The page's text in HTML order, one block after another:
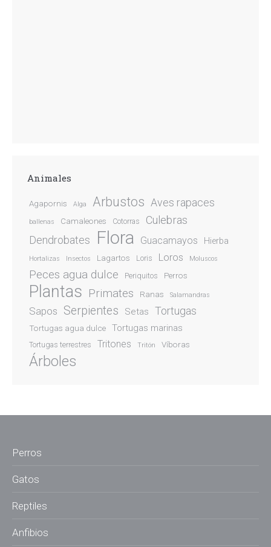
Animales
Agapornis Alga Arbustos Aves rapaces
ballenas Camaleones Cotorras Culebras
Dendrobates Flora Guacamayos Hierba
Hortalizas Insectos Lagartos Loris Loros Moluscos
Peces agua dulce Periquitos Perros
Plantas Primates Ranas Salamandras
Sapos Serpientes Setas Tortugas
Tortugas agua dulce Tortugas marinas
Tortugas terrestres Tritones Tritón Víboras
Árboles
Perros
Gatos
Reptiles
Anfibios